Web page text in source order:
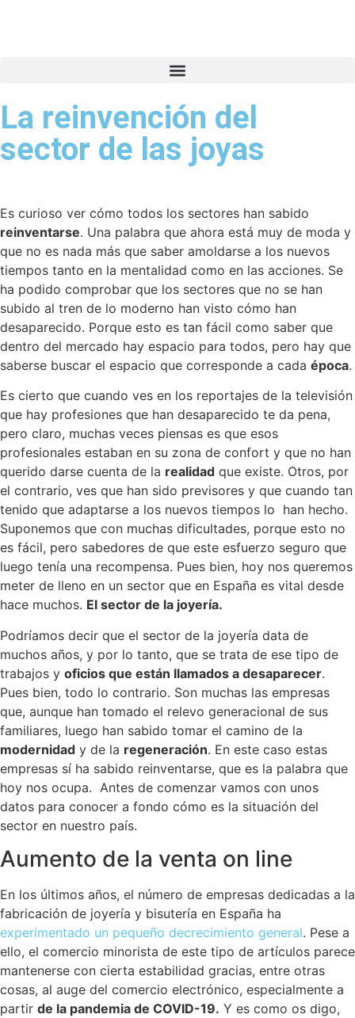
La reinvención del
sector de las joyas
Es curioso ver cómo todos los sectores han sabido
reinventarse. Una palabra que ahora está muy de moda y
que no es nada más que saber amoldarse a los nuevos
tiempos tanto en la mentalidad como en las acciones. Se
ha podido comprobar que los sectores que no se han
subido al tren de lo moderno han visto cómo han
desaparecido. Porque esto es tan fácil como saber que
dentro del mercado hay espacio para todos, pero hay que
saberse buscar el espacio que corresponde a cada época.
Es cierto que cuando ves en los reportajes de la televisión
que hay profesiones que han desaparecido te da pena,
pero claro, muchas veces piensas es que esos
profesionales estaban en su zona de confort y que no han
querido darse cuenta de la realidad que existe. Otros, por
el contrario, ves que han sido previsores y que cuando tan
tenido que adaptarse a los nuevos tiempos lo han hecho.
Suponemos que con muchas dificultades, porque esto no
es fácil, pero sabedores de que este esfuerzo seguro que
luego tenía una recompensa. Pues bien, hoy nos queremos
meter de lleno en un sector que en España es vital desde
hace muchos. El sector de la joyería.
Podríamos decir que el sector de la joyería data de
muchos años, y por lo tanto, que se trata de ese tipo de
trabajos y oficios que están llamados a desaparecer.
Pues bien, todo lo contrario. Son muchas las empresas
que, aunque han tomado el relevo generacional de sus
familiares, luego han sabido tomar el camino de la
modernidad y de la regeneración. En este caso estas
empresas sí ha sabido reinventarse, que es la palabra que
hoy nos ocupa. Antes de comenzar vamos con unos
datos para conocer a fondo cómo es la situación del
sector en nuestro país.
Aumento de la venta on line
En los últimos años, el número de empresas dedicadas a la
fabricación de joyería y bisutería en España ha
experimentado un pequeño decrecimiento general. Pese a
ello, el comercio minorista de este tipo de artículos parece
mantenerse con cierta estabilidad gracias, entre otras
cosas, al auge del comercio electrónico, especialmente a
partir de la pandemia de COVID-19. Y es como os digo,